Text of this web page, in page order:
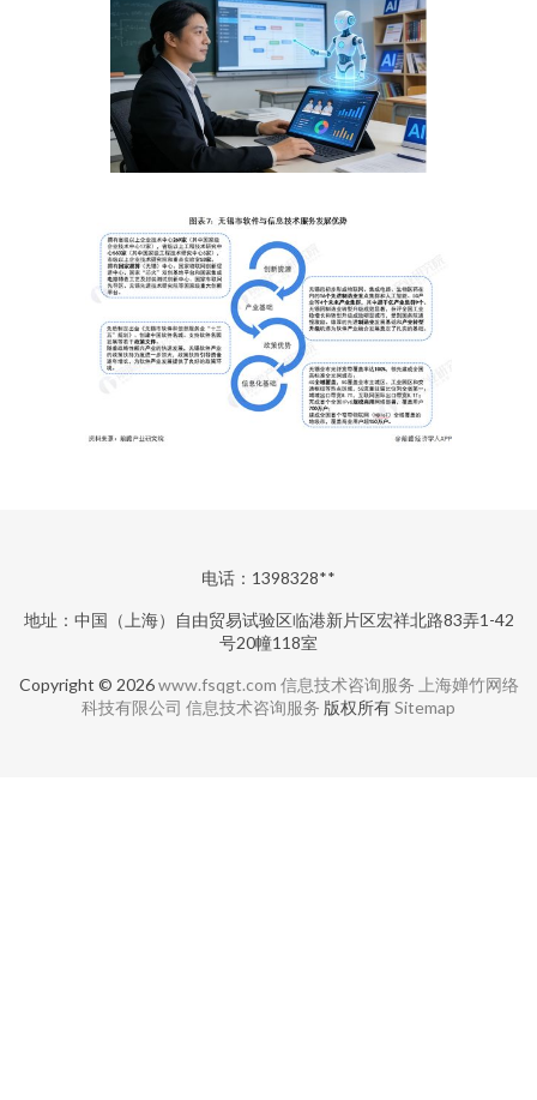
电话：1398328**
地址：中国（上海）自由贸易试验区临港新片区宏祥北路83弄1-42
号20幢118室
Copyright © 2026www.fsqgt.com 信息技术咨询服务 上海婵竹网络
科技有限公司 信息技术咨询服务 版权所有Sitemap